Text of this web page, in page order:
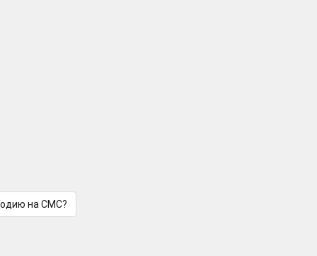
на СМС?